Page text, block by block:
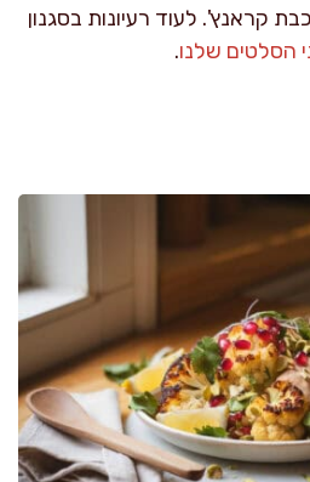
קראנץ'. לעוד רעיונות בסגנון
הסלטים שלנו.